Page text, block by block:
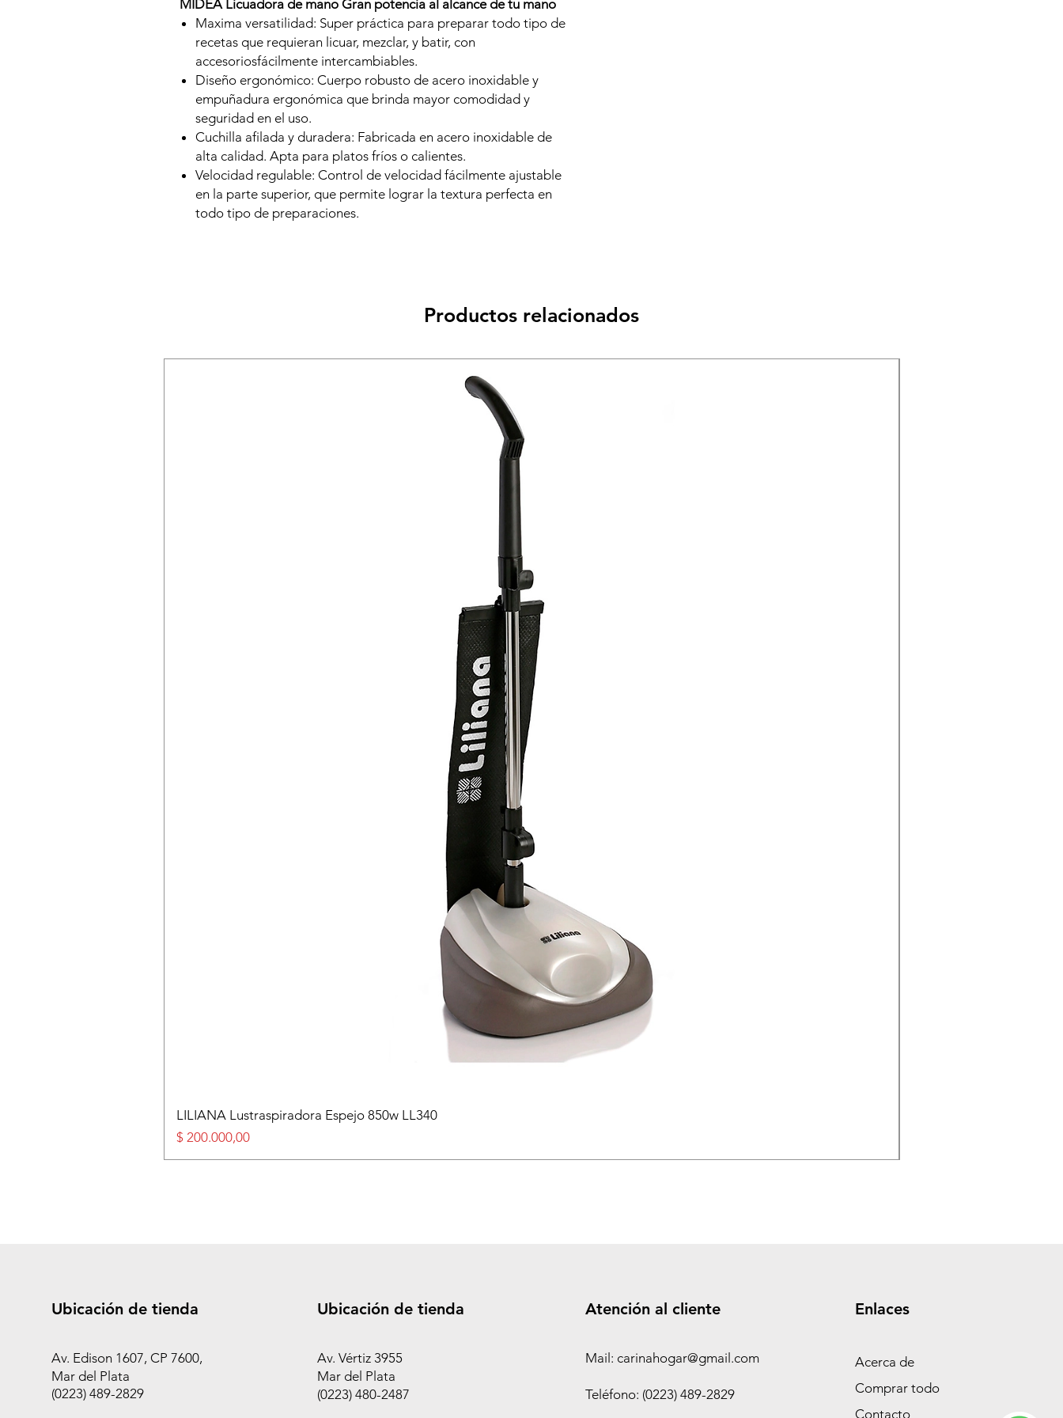
MIDEA Licuadora de mano Gran potencia al alcance de tu mano
Maxima versatilidad: Super práctica para preparar todo tipo de
recetas que requieran licuar, mezclar, y batir, con
accesoriosfácilmente intercambiables.
Diseño ergonómico: Cuerpo robusto de acero inoxidable y
empuñadura ergonómica que brinda mayor comodidad y
seguridad en el uso.
Cuchilla afilada y duradera: Fabricada en acero inoxidable de
alta calidad. Apta para platos fríos o calientes.
Velocidad regulable: Control de velocidad fácilmente ajustable
en la parte superior, que permite lograr la textura perfecta en
todo tipo de preparaciones.
Productos relacionados
LILIANA Lustraspiradora Espejo 850w LL340
Precio
$ 200.000,00
Ubicación de tienda
Av. Edison 1607, CP 7600,
Mar del Plata
(0223) 489-2829
Ubicación de tienda
Av. Vértiz 3955
Mar del Plata
(0223) 480-2487
Atención al cliente
Mail: carinahogar@gmail.com
Teléfono: (0223) 489-2829
Enlaces
Acerca de
Comprar todo
Contacto